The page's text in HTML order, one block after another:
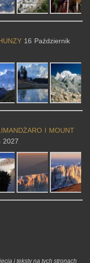
16 Październik
I MOUNT
2027
i teksty na tych stronach